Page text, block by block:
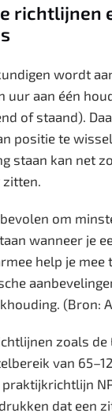
richtlijnen
wordt
uur aan één
of staand).
positie te
staan kan net
om
wanneer je
help je mee
(Bron:
zoals de
van
dat een